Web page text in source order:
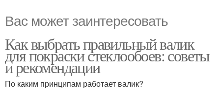
Вас может заинтересовать
Как выбрать правильный валик
для покраски стеклообоев: советы
и рекомендации
По каким принципам работает валик?